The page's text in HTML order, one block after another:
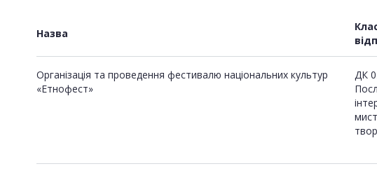
Назва
Організація та проведення фестивалю національних культур
«Етнофест»
ДК